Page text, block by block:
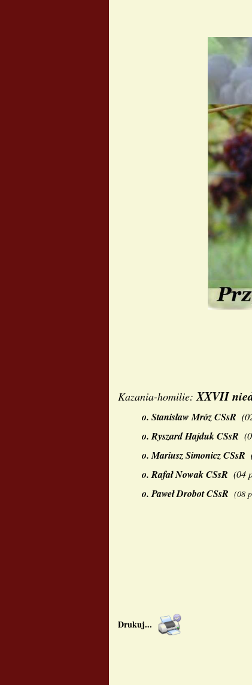
Kazania-homilie: XXVII
o. Stanisław Mróz CSsR (
o.Ryszard Hajduk CSsR (
o.Mariusz Simonicz CSsR
o.Rafał Nowak CSsR (04
o.Paweł Drobot CSsR (08
Drukuj...